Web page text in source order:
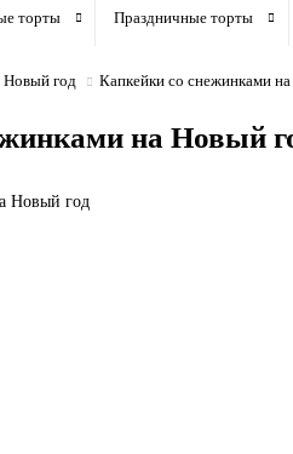
торты Праздничные торты
Новый год Капкейки со снежинками
на Новый